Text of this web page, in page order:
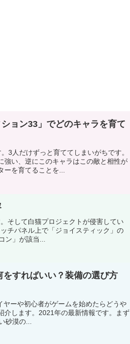
ョン33」でどのキャラを育て
3人だけずっと育ててしまいがちです。
強い、逆にこのキャラはこの敵と相性が
ーを育てることを...
そして白猫プロジェクトが侵害してい
チパネル上で「ジョイスティック」の
ン」が該当...
をすればいい？装備の選び方
ーや初心者がゲームを始めたらどうや
介します。2021年の最新情報です。まず
砂漠の...